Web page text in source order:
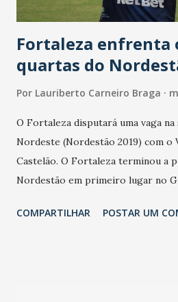
Fortaleza enfrenta
quartas do
Por Lauriberto Carneiro Braga
O Fortaleza disputará uma vaga
Nordeste (Nordestão 2019) com o
Castelão. O Fortaleza terminou a
Nordestão em primeiro lugar no
quarto lugar com sete pontos
COMPARTILHAR POSTAR UM